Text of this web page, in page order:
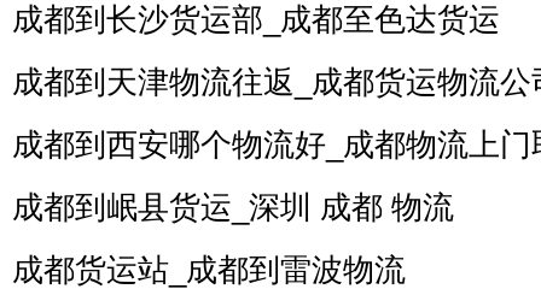
成都到长沙货运部_成都至色达货运
成都到天津物流往返_成都货运物流
成都到西安哪个物流好_成都物流上门
成都到岷县货运_深圳 成都 物流
成都货运站_成都到雷波物流